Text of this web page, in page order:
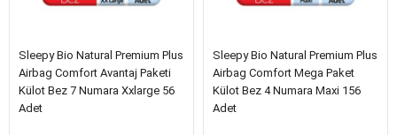
Sleepy Bio Natural Premium Plus
Airbag Comfort Avantaj Paketi
Külot Bez 7 Numara Xxlarge 56
Adet
Sleepy Bio Natural Premium Plus
Airbag Comfort Mega Paket
Külot Bez 4 Numara Maxi 156
Adet